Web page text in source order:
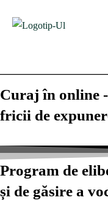
Curaj în online
fricii de
Program de
și de găsire a